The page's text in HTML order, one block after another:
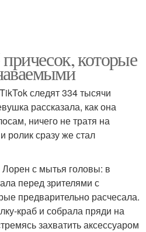
которые
следят 334 тысячи
рассказала, как она
ничего не тратя на
ролик сразу же стал
с мытья головы: в
перед зрителями с
предварительно расчесала.
краб и собрала пряди на
захватить аксессуаром